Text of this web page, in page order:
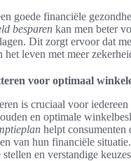
goede financiële
besparen kan men beter
Dit zorgt ervoor dat
het leven met meer
voor optimaal
is cruciaal voor
en optimale
helpt
van hun financiële
en verstandige